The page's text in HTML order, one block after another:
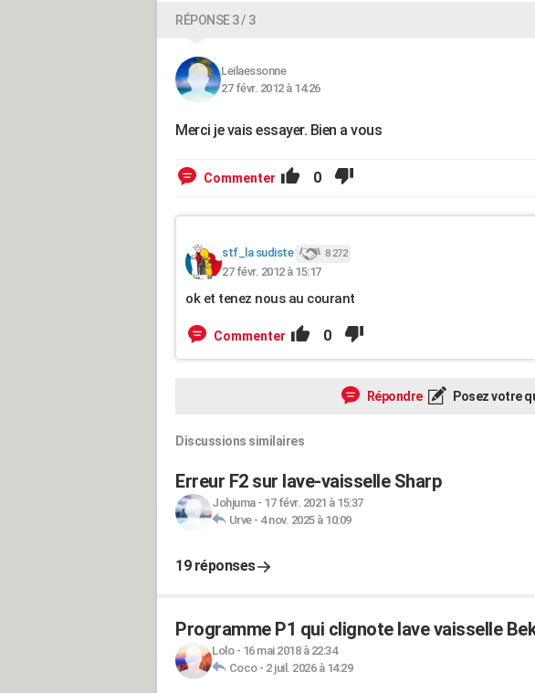
RÉPONSE 3 / 3
Leilaessonne
27 févr. 2012 à 14:26
Merci je vais essayer. Bien a vous
Commenter 0
stf_la sudiste 8 272
27 févr. 2012 à 15:17
ok et tenez nous au courant
Commenter 0
Répondre Posez votre
Discussions similaires
Erreur F2 sur lave-vaisselle Sharp
Johjuma- 17 févr. 2021 à 15:37
Urve- 4 nov. 2025 à 10:09
19 réponses
Programme P1 qui clignote lave vaisselle
Lolo- 16 mai 2018 à 22:34
Coco- 2 juil. 2026 à 14:29